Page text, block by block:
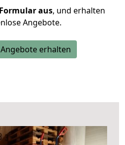
aus, und erhalten
Angebote.
erhalten